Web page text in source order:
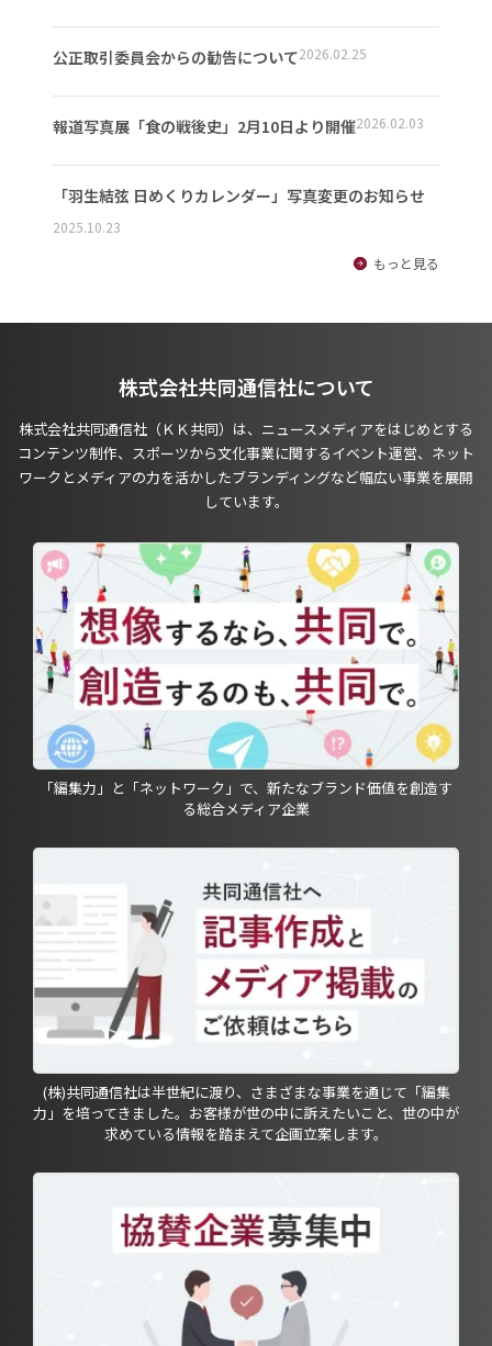
公正取引委員会からの勧告について2026.02.25
報道写真展「食の戦後史」2月10日より開催2026.02.03
「羽生結弦 日めくりカレンダー」写真変更のお知らせ
2025.10.23
もっと見る
株式会社共同通信社について
株式会社共同通信社（ＫＫ共同）は、ニュースメディアをはじめとする
コンテンツ制作、スポーツから文化事業に関するイベント運営、ネット
ワークとメディアの力を活かしたブランディングなど幅広い事業を展開
しています。
「編集力」と「ネットワーク」で、新たなブランド価値を創造す
る総合メディア企業
(株)共同通信社は半世紀に渡り、さまざまな事業を通じて「編集
力」を培ってきました。お客様が世の中に訴えたいこと、世の中が
求めている情報を踏まえて企画立案します。